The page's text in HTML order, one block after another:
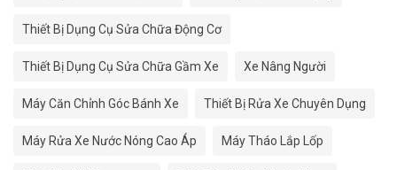
Thiết Bị Dụng Cụ Sửa Chữa Động Cơ
Thiết Bị Dụng Cụ Sửa Chữa Gầm Xe Xe Nâng Người
Máy Căn Chỉnh Góc Bánh Xe Thiết Bị Rửa Xe Chuyên Dụng
Máy Rửa Xe Nước Nóng Cao Áp Máy Tháo Lắp Lốp